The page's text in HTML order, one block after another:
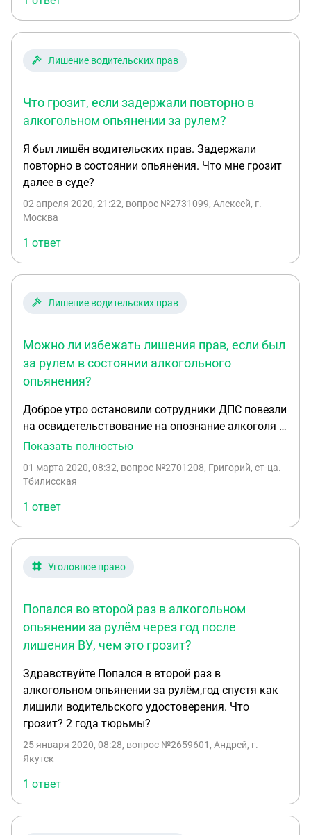
руля так ГАИ составило протакол ,хотя знакомый
на суде сказал что не помнит как сел за руль
моего автомобиля
Лишение водительских прав
Что грозит, если задержали повторно в
алкогольном опьянении за рулем?
Я был лишён водительских прав. Задержали
повторно в состоянии опьянения. Что мне грозит
далее в суде?
02 апреля 2020, 21:22, вопрос №2731099, Алексей, г.
Москва
1 ответ
Лишение водительских прав
Можно ли избежать лишения прав, если был
за рулем в состоянии алкогольного
опьянения?
Доброе утро остановили сотрудники ДПС повезли
на освидетельствование на опознание алкоголя в
крови алкотестер показал 0 17 промилле.
алкотестера Могут ли меня оправдать в суде
Показать полностью
01 марта 2020, 08:32, вопрос №2701208, Григорий, ст-ца.
Тбилисская
1 ответ
Уголовное право
Попался во второй раз в алкогольном
опьянении за рулём через год после
лишения ВУ, чем это грозит?
Здравствуйте Попался в второй раз в
алкогольном опьянении за рулём,год спустя как
лишили водительского удостоверения. Что
грозит? 2 года тюрьмы?
25 января 2020, 08:28, вопрос №2659601, Андрей, г.
Якутск
1 ответ